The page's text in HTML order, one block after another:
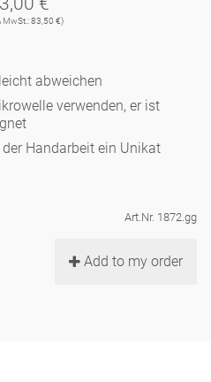
Musiker
Musiker
- weiß
- weiß
'de Luxe'
'de Luxe'
'de Luxe'
Käfig
Luxe'
'de Luxe'
d'Œvre
Bad
& DasAlice
'de Luxe'
Duft
MwSt.: 83,50 €)
abweichen
verwenden, er ist
Handarbeit ein Unikat
Art.Nr. 1872.gg
Add to my order